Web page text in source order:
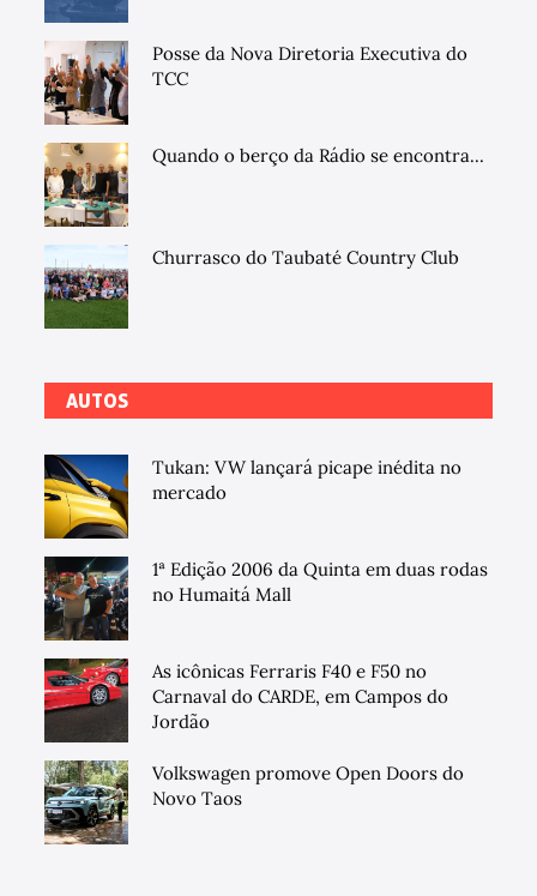
Posse da Nova Diretoria Executiva do
TCC
Quando o berço da Rádio se encontra...
Churrasco do Taubaté Country Club
AUTOS
Tukan: VW lançará picape inédita no
mercado
1ª Edição 2006 da Quinta em duas rodas
no Humaitá Mall
As icônicas Ferraris F40 e F50 no
Carnaval do CARDE, em Campos do
Jordão
Volkswagen promove Open Doors do
Novo Taos